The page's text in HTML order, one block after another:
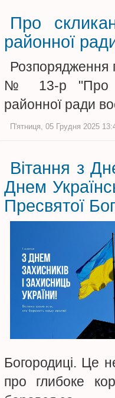
Про
районної
Розпорядження
№ 13-р "Про
районної ради
П'ятниця, 05 Грудня 2025
Вітання з
Днем
Пресвятої
Богородиці. Це
про глибоке